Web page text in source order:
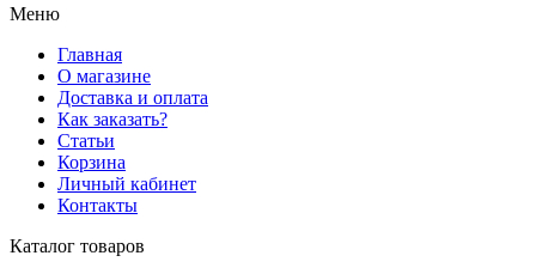
Меню
Главная
О магазине
Доставка и оплата
Как заказать?
Статьи
Корзина
Личный кабинет
Контакты
Каталог товаров